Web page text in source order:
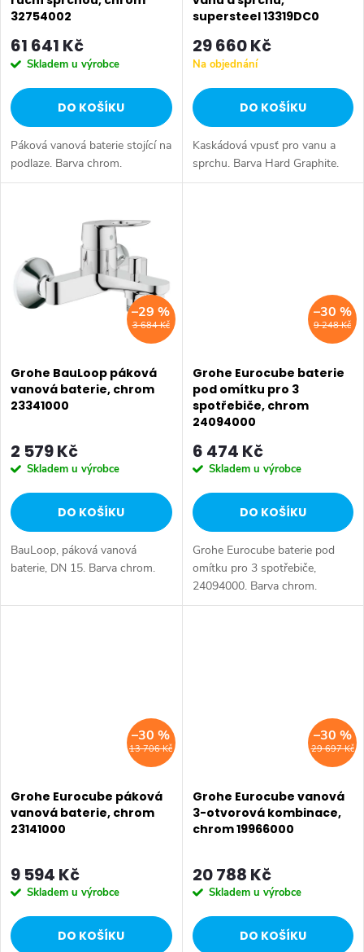
o
d
u
k
t
r
o
d
u
k
32754002
61 641 Kč
Skladem u výrobce
DO KOŠÍKU
Páková vanová baterie stojící na
podlaze. Barva chrom.
supersteel 13319DC0
29 660 Kč
Na objednání
DO KOŠÍKU
Kaskádová vpusť pro vanu a
sprchu. Barva Hard Graphite.
3 684 Kč
–29 %
Grohe BauLoop páková
vanová baterie, chrom
23341000
2 579 Kč
Skladem u výrobce
DO KOŠÍKU
BauLoop, páková vanová
baterie, DN 15. Barva chrom.
9 248 Kč
–30 %
Grohe Eurocube baterie
pod omítku pro 3
spotřebiče, chrom
24094000
6 474 Kč
Skladem u výrobce
DO KOŠÍKU
Grohe Eurocube baterie pod
omítku pro 3 spotřebiče,
24094000. Barva chrom.
13 706 Kč
–30 %
Grohe Eurocube páková
vanová baterie, chrom
23141000
9 594 Kč
Skladem u výrobce
DO KOŠÍKU
29 697 Kč
–30 %
Grohe Eurocube vanová
3-otvorová kombinace,
chrom 19966000
20 788 Kč
Skladem u výrobce
DO KOŠÍKU